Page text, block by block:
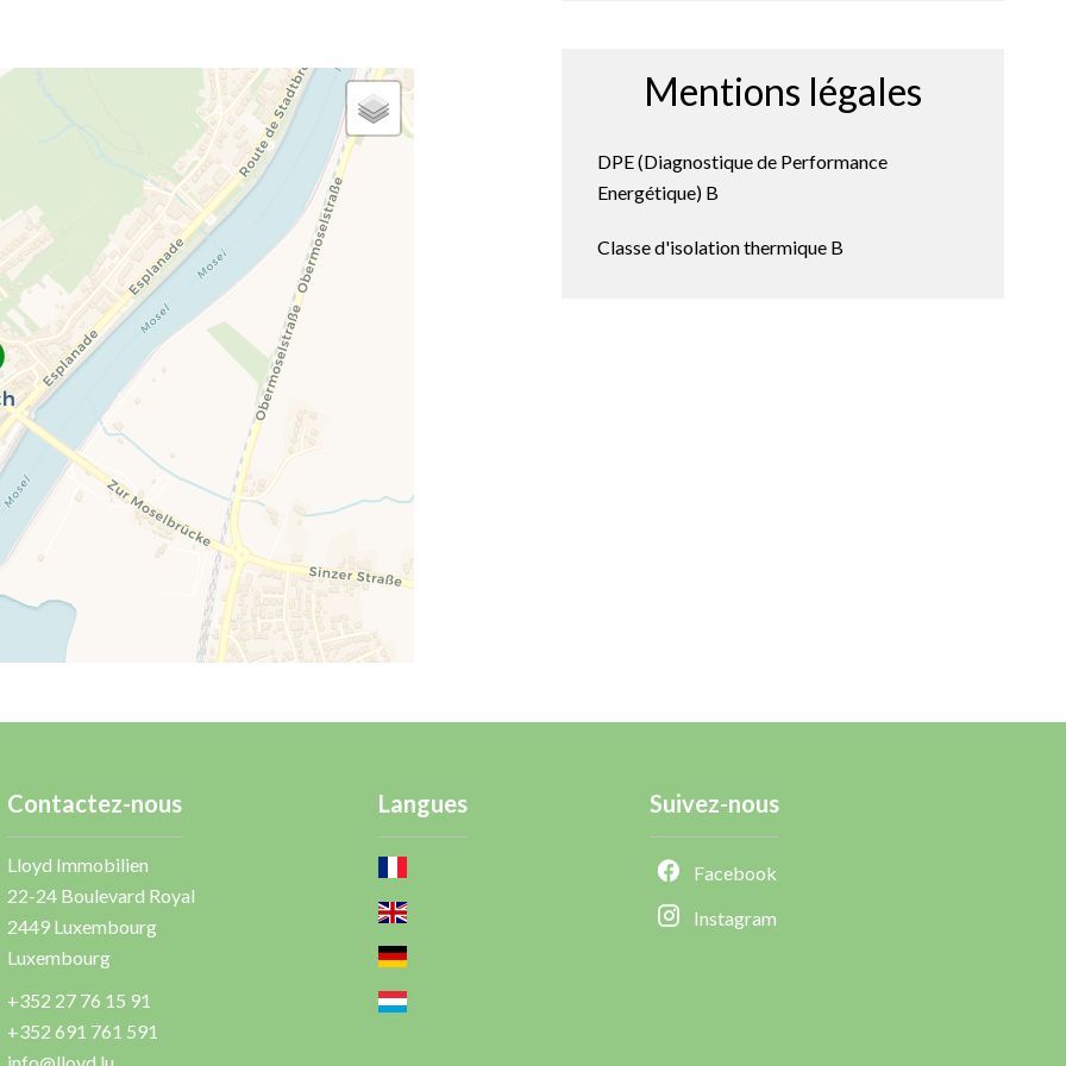
Mentions légales
DPE (Diagnostique de Performance
Energétique) B
Classe d'isolation thermique B
Contactez-nous
Lloyd Immobilien
22-24 Boulevard Royal
2449Luxembourg
Luxembourg
+352 27 76 15 91
+352 691 761 591
Langues Suivez-nous
Facebook
Instagram